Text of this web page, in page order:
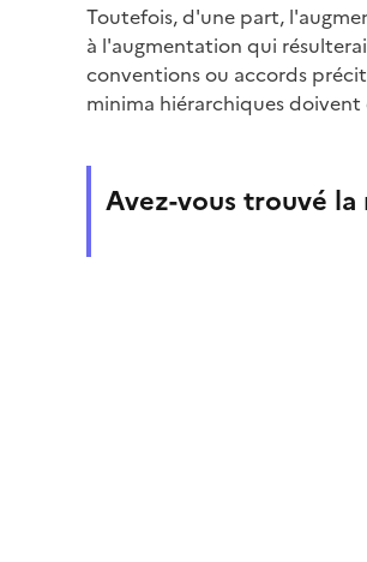
Toutefois, d'une part,
à l'augmentation qui
conventions ou accords
minima hiérarchiques doivent
Avez-vous trouvé